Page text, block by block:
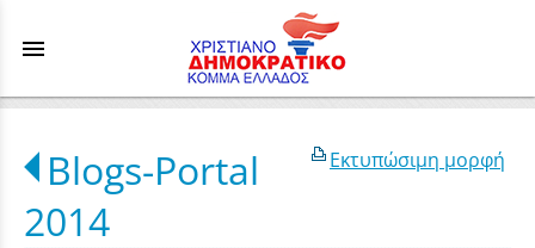
menu
Εκτυπώσιμη μορφή
Blogs-Portal
2014